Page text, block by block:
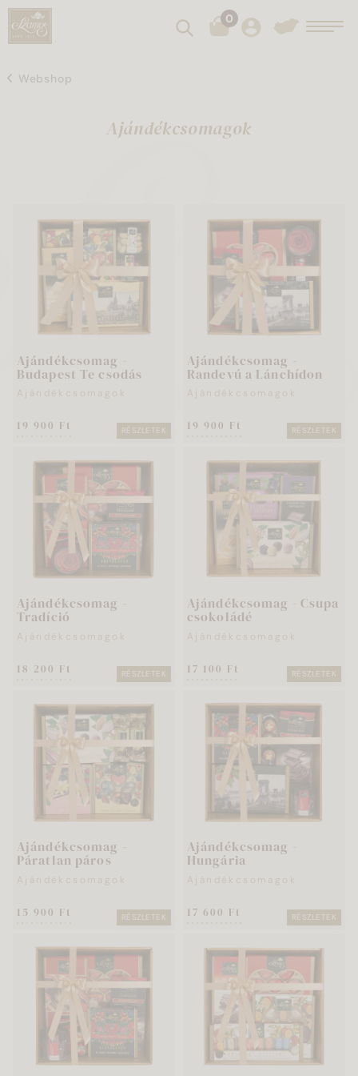
Keresés0
Webshop
Ajándékcsomagok
Ajándékcsomag -
Budapest Te csodás
Ajándékcsomagok
19 900 Ft RÉSZLETEK
Ajándékcsomag -
Randevú a Lánchídon
Ajándékcsomagok
19 900 Ft RÉSZLETEK
Ajándékcsomag -
Tradíció
Ajándékcsomagok
18 200 Ft RÉSZLETEK
Ajándékcsomag - Csupa
csokoládé
Ajándékcsomagok
17 100 Ft RÉSZLETEK
Ajándékcsomag -
Páratlan páros
Ajándékcsomagok
15 900 Ft RÉSZLETEK
Ajándékcsomag -
Hungária
Ajándékcsomagok
17 600 Ft RÉSZLETEK